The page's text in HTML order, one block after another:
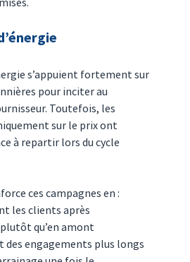
s’appuient fortement sur
pour inciter au
Toutefois, les
sur le prix ont
à repartir lors du cycle
ces campagnes en :
les clients après
qu’en amont
des engagements plus longs